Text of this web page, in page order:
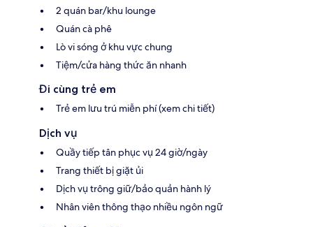
2 quán bar/khu lounge
Quán cà phê
Lò vi sóng ở khu vực chung
Tiệm/cửa hàng thức ăn nhanh
Đi cùng trẻ em
Trẻ em lưu trú miễn phí (xem chi tiết)
Dịch vụ
Quầy tiếp tân phục vụ 24 giờ/ngày
Trang thiết bị giặt ủi
Dịch vụ trông giữ/bảo quản hành lý
Nhân viên thông thạo nhiều ngôn ngữ